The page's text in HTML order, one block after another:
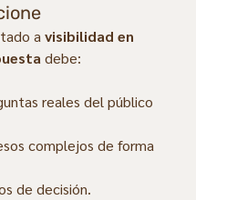
a visibilidad en
debe:
reales del público
complejos de forma
de decisión.